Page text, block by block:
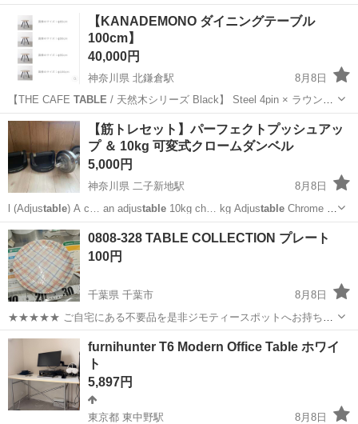
節ができるテーブル ソファに座ってパソコンができる 床に座って食事
イスに座って仕事や学習 ガス圧シリンダーで高さ調整できます。 リビ
ングに...
愛知 春日井市 テーブル ニトリ
【KANADEMONO ダイニングテーブル
100cm】
40,000円
神奈川県 北鎌倉駅
8月8日
【THE CAFE TABLE / 天然木シリーズ Black】 Steel 4pin × ラウンド
φ66 - 100 - ラバーウッド AshGray / 100cm ＊説明書あり 閲覧ありが
とうございます。 今年に購...
神奈川 鎌倉市 北鎌倉駅 テーブル
【筋トレセット】パーフェクトプッシュアッ
プ ＆ 10kg 可変式クロームダンベル
5,000円
神奈川県 二子新地駅
8月8日
l (Adjustable ) A c… an adjustable10kg ch… kg AdjustableChrome …
ly adjustablefrom 3.…
神奈川 川崎市 フィットネス、トレーニング
0808-328 TABLE COLLECTION プレート
100円
千葉県 千葉市
8月8日
★★★★★ ご自宅にある不要品を是非ジモティースポットへお持ち込
みしませんか？ 家電、趣味・スポーツ・レジャー用品、こども用品、
衣料服飾品、生活雑貨、家具、本、CD・DVDなどが無料でまとめて持
ち込めます！ ※詳細はこ...
千葉 千葉市
furnihunter T6 Modern Office Table ホワイ
ト
5,897円
東京都 東中野駅
8月8日